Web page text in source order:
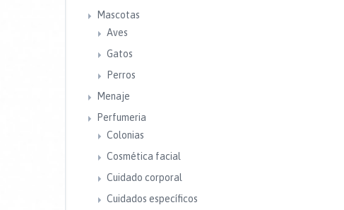
Mascotas
Aves
Gatos
Perros
Menaje
Perfumeria
Colonias
Cosmética facial
Cuidado corporal
Cuidados específicos